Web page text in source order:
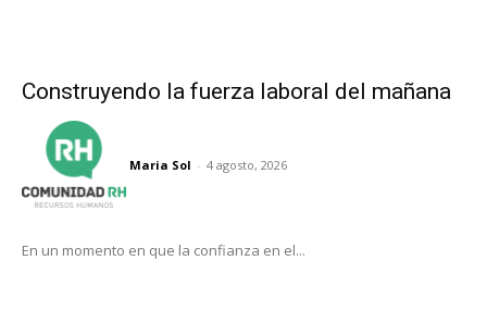
Construyendo la fuerza laboral del mañana
Maria Sol - 4 agosto, 2026
En un momento en que la confianza en el...